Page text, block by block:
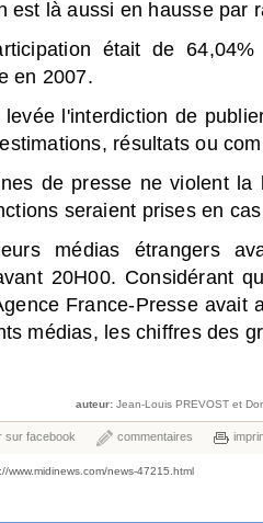
est là aussi en hausse par
était de
en 2007.
l'interdiction de
résultats ou
de presse ne violent
seraient prises en
médias étrangers
20H00. Considérant
France-Presse avait
médias, les chiffres des
auteur: Jean-Louis PREVOST et
sur facebook commentaires
www.midinews.com/news-47215.html